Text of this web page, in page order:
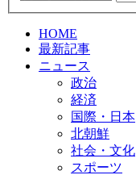
HOME
最新記事
ニュース
政治
経済
国際・日本
北朝鮮
社会・文化
スポーツ